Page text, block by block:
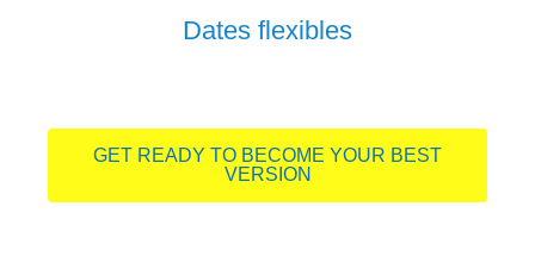
Dates flexibles
GET READY TO BECOME YOUR BEST
VERSION